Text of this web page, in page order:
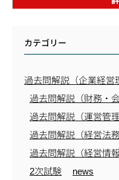
カテゴリー
過去問解説（企業経営
過去問解説（財務・会
過去問解説（運営管理
過去問解説（経営法務
過去問解説（経営情
2次試験
news